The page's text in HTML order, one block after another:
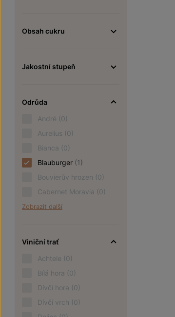
Obsah cukru
Jakostní stupeň
Odrůda
André (0)
Aurelius (0)
Bianca (0)
Blauburger (1)
Bouvierův hrozen (0)
Cabernet Moravia (0)
Zobrazit další
Viniční trať
Achtele (0)
Bílá hora (0)
Dívčí hora (0)
Dívčí vrch (0)